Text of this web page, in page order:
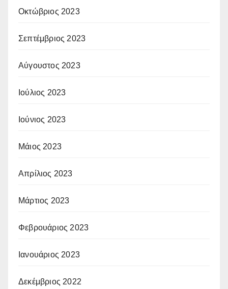
Οκτώβριος 2023
Σεπτέμβριος 2023
Αύγουστος 2023
Ιούλιος 2023
Ιούνιος 2023
Μάιος 2023
Απρίλιος 2023
Μάρτιος 2023
Φεβρουάριος 2023
Ιανουάριος 2023
Δεκέμβριος 2022